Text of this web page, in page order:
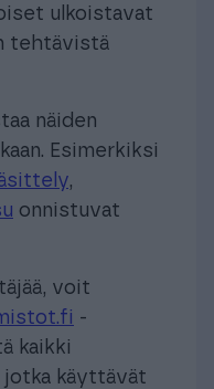
ulkoistavat
tehtävistä
näiden
Esimerkiksi
,
onnistuvat
voit
-
kaikki
käyttävät